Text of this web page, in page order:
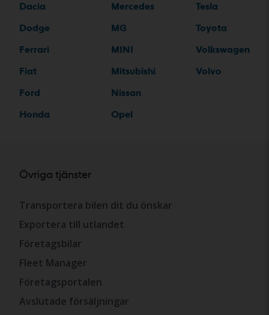
Dacia
Dodge
Ferrari
Fiat
Ford
Honda
Mercedes
MG
MINI
Mitsubishi
Nissan
Opel
Tesla
Toyota
Volkswagen
Volvo
Övriga tjänster
Transportera bilen dit du önskar
Exportera till utlandet
Företagsbilar
Fleet Manager
Företagsportalen
Avslutade försäljningar